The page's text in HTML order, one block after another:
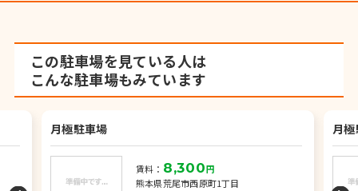
この駐車場を見ている人は
こんな駐車場もみています
月極駐車場
賃料： 8,300円
熊本県荒尾市西原町1丁目
月